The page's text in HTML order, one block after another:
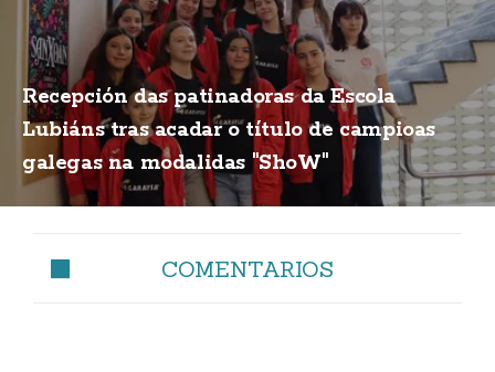
Recepción das patinadoras da Escola
Lubiáns tras acadar o título de campioas
galegas na modalidas "ShoW"
COMENTARIOS